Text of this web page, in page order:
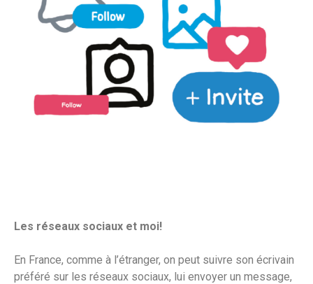
Les réseaux sociaux et moi!
En France, comme à l’étranger, on peut suivre son écrivain
préféré sur les réseaux sociaux, lui envoyer un message,